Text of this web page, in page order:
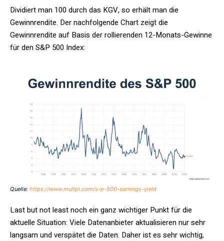
Dividiert man 100 durch das KGV, so erhält man die
Gewinnrendite. Der nachfolgende Chart zeigt die
Gewinnrendite auf Basis der rollierenden 12-Monats-Gewinne
für den S&P 500 Index:
Quelle: https://www.multpl.com/s-p-500-earnings-yield
Last but not least noch ein ganz wichtiger Punkt für die
aktuelle Situation: Viele Datenanbieter aktualisieren nur sehr
langsam und verspätet die Daten. Daher ist es sehr wichtig,